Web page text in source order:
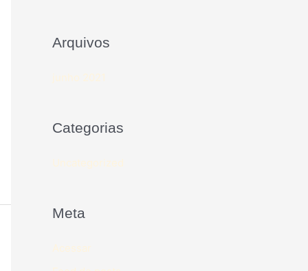
Arquivos
junho 2021
Categorias
Uncategorized
Meta
Acessar